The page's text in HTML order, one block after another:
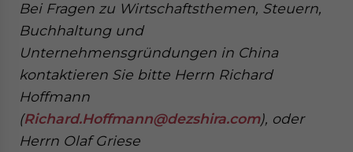
Bei Fragen zu Wirtschaftsthemen, Steuern,
Buchhaltung und
Unternehmensgründungen in China
kontaktieren Sie bitte Herrn Richard
Hoffmann
(Richard.Hoffmann@dezshira.com), oder
Herrn Olaf Griese